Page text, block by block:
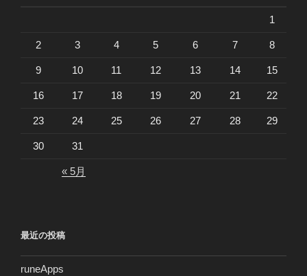
1
2 3 4 5 6 7 8
9 10 11 12 13 14 15
16 17 18 19 20 21 22
23 24 25 26 27 28 29
30 31
« 5月
最近の投稿
runeApps